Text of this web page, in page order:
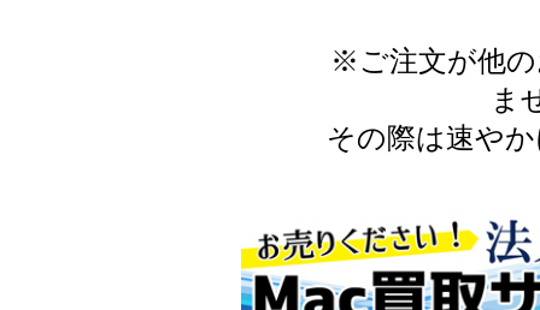
※ご注文が他の
ま
その際は速や